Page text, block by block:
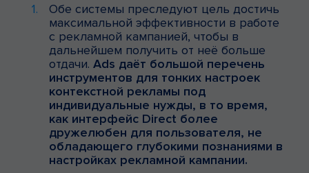
Обе системы преследуют цель достичь
максимальной эффективности в работе
с рекламной кампанией, чтобы в
дальнейшем получить от неё больше
отдачи. Ads даёт большой перечень
инструментов для тонких настроек
контекстной рекламы под
индивидуальные нужды, в то время,
как интерфейс Direct более
дружелюбен для пользователя, не
обладающего глубокими познаниями в
настройках рекламной кампании.